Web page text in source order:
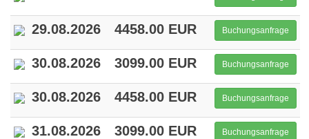
29.08.2026 4458.00 EUR Buchungsanfrage
30.08.2026 3099.00 EUR Buchungsanfrage
30.08.2026 4458.00 EUR Buchungsanfrage
31.08.2026 3099.00 EUR Buchungsanfrage